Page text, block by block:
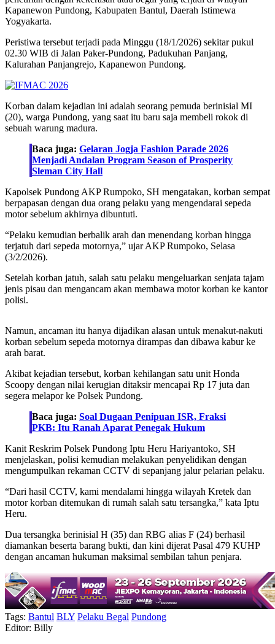
Kapanewon Pundong, Kabupaten Bantul, Daerah Istimewa
Yogyakarta.
Peristiwa tersebut terjadi pada Minggu (18/1/2026) sekitar pukul
02.30 WIB di Jalan Paker-Pundong, Padukuhan Panjang,
Kalurahan Panjangrejo, Kapanewon Pundong.
Korban dalam kejadian ini adalah seorang pemuda berinisial MI
(20), warga Pundong, yang saat itu baru saja membeli rokok di
sebuah warung madura.
Baca juga: Gelaran Jogja Fashion Parade 2026
Menjadi Andalan Program Season of Prosperity
Sleman City Hall
Kapolsek Pundong AKP Rumpoko, SH mengatakan, korban sempat
berpapasan dengan dua orang pelaku yang mengendarai sepeda
motor sebelum akhirnya dibuntuti.
“Pelaku kemudian berbalik arah dan menendang korban hingga
terjatuh dari sepeda motornya,” ujar AKP Rumpoko, Selasa
(3/2/2026).
Setelah korban jatuh, salah satu pelaku mengeluarkan senjata tajam
jenis pisau dan mengancam akan membawa motor korban ke kantor
polisi.
Namun, ancaman itu hanya dijadikan alasan untuk menakut-nakuti
korban sebelum sepeda motornya dirampas dan dibawa kabur ke
arah barat.
Akibat kejadian tersebut, korban kehilangan satu unit Honda
Scoopy dengan nilai kerugian ditaksir mencapai Rp 17 juta dan
segera melapor ke Polsek Pundong.
Baca juga: Soal Dugaan Penipuan ISR, Fraksi
PKB: Itu Ranah Aparat Penegak Hukum
Kanit Reskrim Polsek Pundong Iptu Heru Hariyantoko, SH
menjelaskan, polisi kemudian melakukan penyelidikan dengan
mengumpulkan rekaman CCTV di sepanjang jalur pelarian pelaku.
“Dari hasil CCTV, kami mendalami hingga wilayah Kretek dan
motor korban ditemukan di rumah salah satu tersangka,” kata Iptu
Heru.
Dua tersangka berinisial H (35) dan RBG alias F (24) berhasil
diamankan beserta barang bukti, dan kini dijerat Pasal 479 KUHP
dengan ancaman hukuman maksimal sembilan tahun penjara.
Tags: Bantul BLY Pelaku Begal Pundong
Editor: Billy